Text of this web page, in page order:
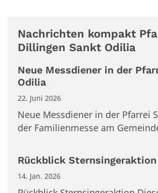
Nachrichten kompakt
Dillingen Sankt Odilia
Neue Messdiener in der
Odilia
22. Juni 2026
Neue Messdiener in der Pfarrei
der Familienmesse am
Rückblick Sternsingeraktion
14. Jan. 2026